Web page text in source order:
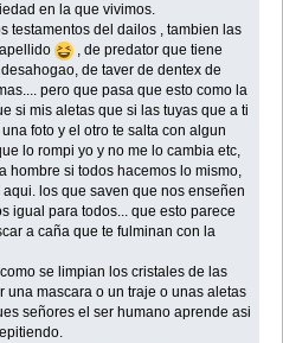
en la que vivimos.
testamentos del dailos , tambien las
apellido
, de predator que tiene
de taver de dentex de
pero que pasa que esto como la
si mis aletas que si las tuyas que a ti
foto y el otro te salta con algun
lo rompi yo y no me lo cambia etc,
hombre si todos hacemos lo mismo,
los que saven que nos enseñen
igual para todos... que esto parece
a caña que te fulminan con la
se limpian los cristales de las
una mascara o un traje o unas aletas
señores el ser humano aprende asi